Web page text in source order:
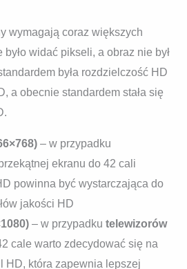
wymagają coraz większych
widać pikseli, a obraz nie był
była rozdzielczość HD
a obecnie standardem stała się
– w przypadku
ekranu do 42 cali
powinna być wystarczająca do
jakości HD
– w przypadku telewizorów
cale warto zdecydować się na
HD, która zapewnia lepszej